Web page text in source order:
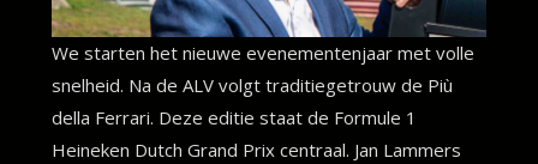
We starten het nieuwe evenementenjaar met volle
snelheid. Na de ALV volgt traditiegetrouw de Più
della Ferrari. Deze editie staat de Formule 1
Heineken Dutch Grand Prix centraal. Jan Lammers